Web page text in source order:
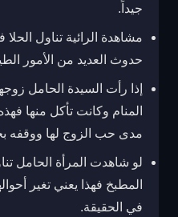
جيداً.
مشاهدة الرائية تناول
حدوث العديد من الأمور
إذا رأت السيدة الحامل
المنام وكانت تأكل منها
مدى حب الزوج لها ووقفه
لو شاهدت المرأة الحامل
المطبخ فهذا يعني تغير
في الحقيقة.